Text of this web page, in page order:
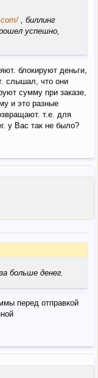
, биллинг
успешно,
блокируют деньги,
слышал, что они
сумму при заказе,
и это разные
т.е. для
у Вас так не было?
больше денег.
перед отправкой